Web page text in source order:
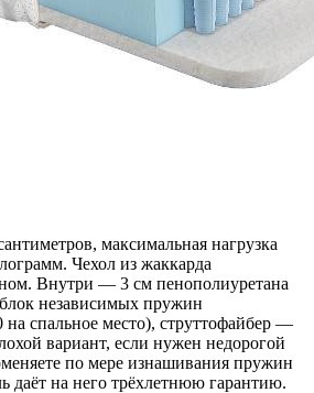
максимальная нагрузка
Чехол из жаккарда
Внутри — 3 см пенополиуретана
независимых пружин
спальное место), струттофайбер —
вариант, если нужен недорогой
по мере изнашивания пружин
даёт на него трёхлетнюю гарантию.